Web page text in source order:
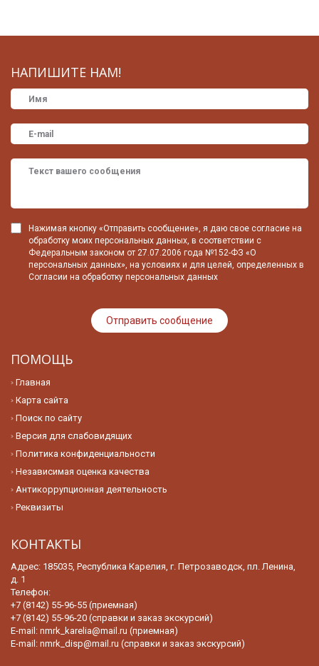
НАПИШИТЕ НАМ!
Нажимая кнопку «Отправить сообщение», я даю свое согласие на
обработку моих персональных данных, в соответствии с
Федеральным законом от 27.07.2006 года №152-ФЗ «О
персональных данных», на условиях и для целей, определенных в
Согласии на обработку персональных данных
ПОМОЩЬ
Главная
Карта сайта
Поиск по сайту
Версия для слабовидящих
Политика конфиденциальности
Независимая оценка качества
Антикоррупционная деятельность
Реквизиты
КОНТАКТЫ
Адрес: 185035, Республика Карелия, г. Петрозаводск, пл. Ленина,
д. 1
Телефон:
+7 (8142) 55-96-55 (приемная)
+7 (8142) 55-96-20 (справки и заказ экскурсий)
E-mail: nmrk_karelia@mail.ru (приемная)
E-mail: nmrk_disp@mail.ru (справки и заказ экскурсий)